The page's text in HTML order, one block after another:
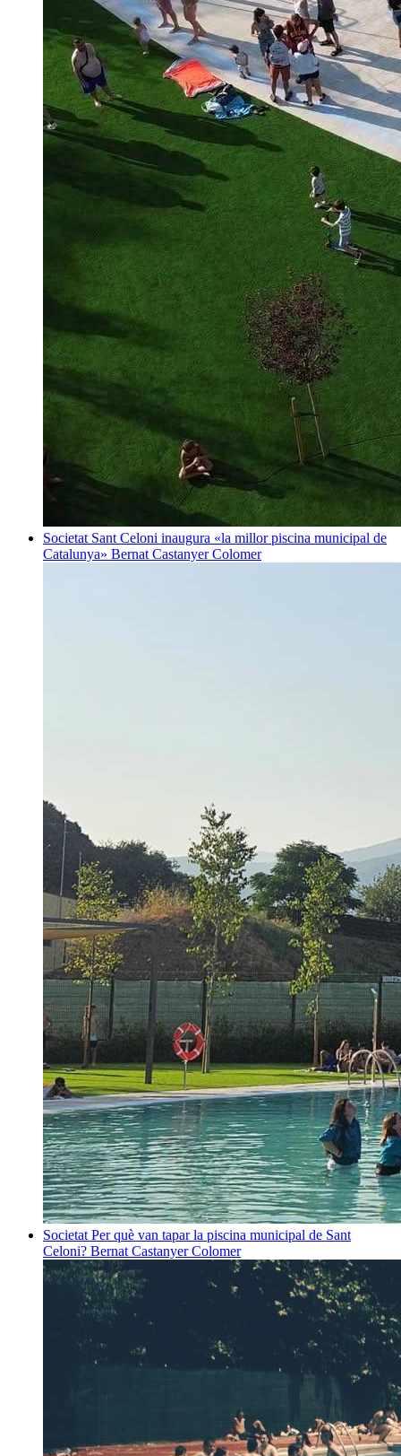
Societat Sant Celoni inaugura «la millor piscina municipal de
Catalunya» Bernat Castanyer Colomer
Societat Per què van tapar la piscina municipal de Sant
Celoni? Bernat Castanyer Colomer